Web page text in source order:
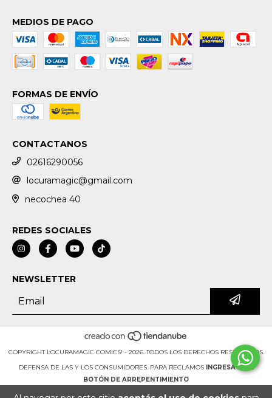
MEDIOS DE PAGO
FORMAS DE ENVÍO
CONTACTANOS
02616290056
locuramagic@gmail.com
necochea 40
REDES SOCIALES
NEWSLETTER
COPYRIGHT LOCURAMAGIC COMICS! - 2026. TODOS LOS DERECHOS RESERVADOS.
DEFENSA DE LAS Y LOS CONSUMIDORES. PARA RECLAMOS INGRESÁ ACÁ.
BOTÓN DE ARREPENTIMIENTO